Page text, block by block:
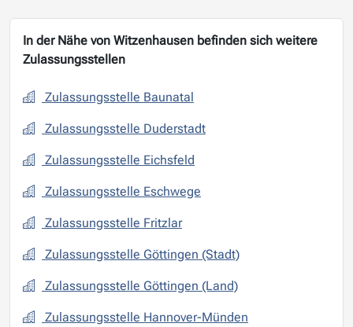
In der Nähe von Witzenhausen befinden sich weitere
Zulassungsstellen
Zulassungsstelle Baunatal
Zulassungsstelle Duderstadt
Zulassungsstelle Eichsfeld
Zulassungsstelle Eschwege
Zulassungsstelle Fritzlar
Zulassungsstelle Göttingen (Stadt)
Zulassungsstelle Göttingen (Land)
Zulassungsstelle Hannover-Münden